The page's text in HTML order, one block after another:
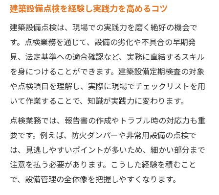
建築設備点検を経験し実践力を高めるコツ
建築設備点検は、現場での実践力を磨く絶好の機会で
す。点検業務を通じて、設備の劣化や不具合の早期発
見、法定基準への適合確認など、実務に直結するスキル
を身につけることができます。建築設備定期検査の対象
や点検項目を理解し、実際に現場でチェックリストを用
いて作業することで、知識が実践力に変わります。
点検業務では、報告書の作成やトラブル時の対応力も重
要です。例えば、防火ダンパーや非常用設備の点検で
は、見逃しやすいポイントが多いため、細かい部分まで
注意を払う必要があります。こうした経験を積むこと
で、設備管理の全体像を把握しやすくなります。